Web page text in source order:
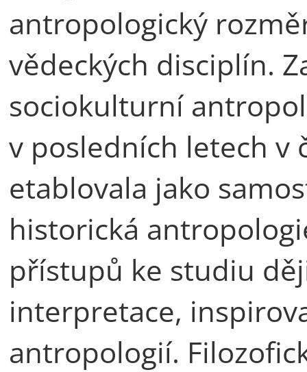
antropologický
vědeckých disciplín.
sociokulturní
v posledních letech v
etablovala jako
historická
přístupů ke studiu
interpretace,
antropologií.